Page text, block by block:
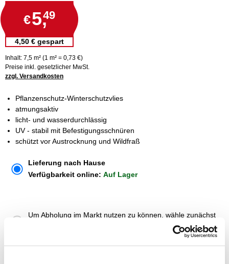
€5,49
4,50 € gespart
Inhalt: 7,5 m² (1 m² = 0,73 €)
Preise inkl. gesetzlicher MwSt.
zzgl. Versandkosten
Pflanzenschutz-Winterschutzvlies
atmungsaktiv
licht- und wasserdurchlässig
UV - stabil mit Befestigungsschnüren
schützt vor Austrocknung und Wildfraß
Lieferung nach Hause
Verfügbarkeit online: Auf Lager
Um Abholung im Markt nutzen zu können, wähle zunächst
Jetzt prüfen und Markt auswählen